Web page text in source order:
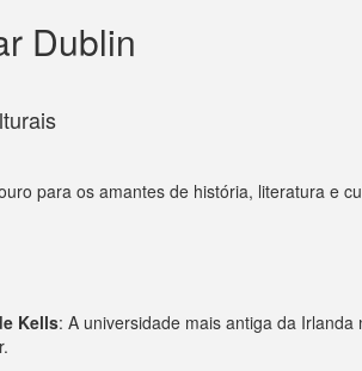
Dublin
para os amantes de história, literatura e
Kells: A universidade mais antiga da